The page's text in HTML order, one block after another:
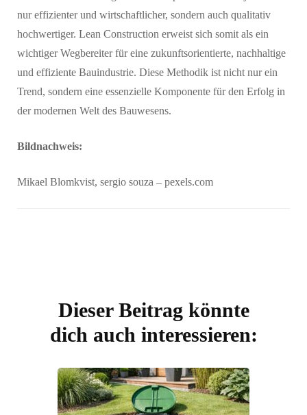
nur effizienter und wirtschaftlicher, sondern auch qualitativ
hochwertiger. Lean Construction erweist sich somit als ein
wichtiger Wegbereiter für eine zukunftsorientierte, nachhaltige
und effiziente Bauindustrie. Diese Methodik ist nicht nur ein
Trend, sondern eine essenzielle Komponente für den Erfolg in
der modernen Welt des Bauwesens.
Bildnachweis:
Mikael Blomkvist, sergio souza – pexels.com
BeitragsnavigationDieser Beitrag könnte
dich auch interessieren: